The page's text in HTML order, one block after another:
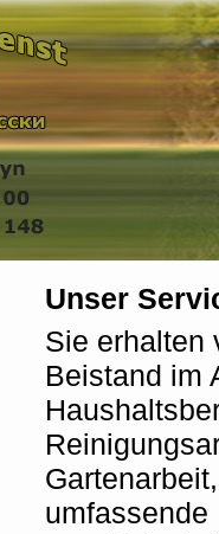
Unser
Sie erhalten
Beistand im
umfassende